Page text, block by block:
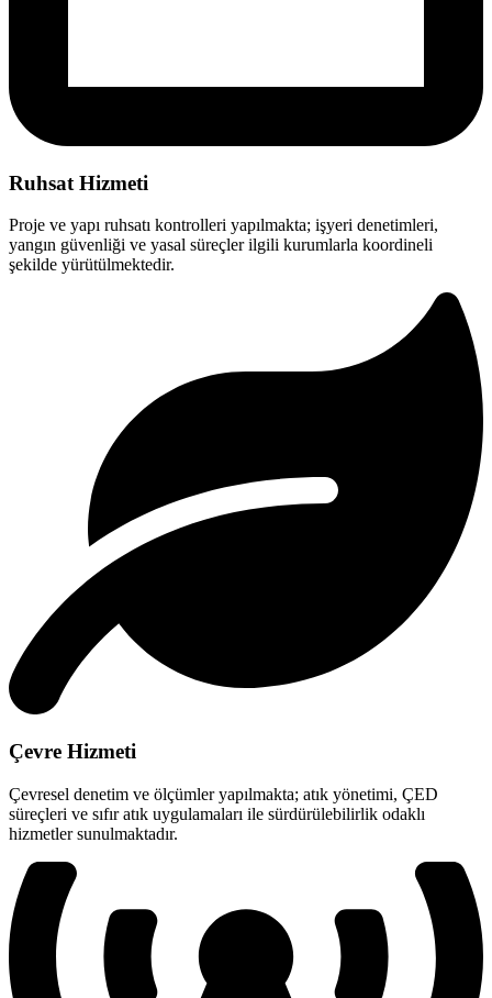
Ruhsat Hizmeti
Proje ve yapı ruhsatı kontrolleri yapılmakta; işyeri denetimleri,
yangın güvenliği ve yasal süreçler ilgili kurumlarla koordineli
şekilde yürütülmektedir.
Çevre Hizmeti
Çevresel denetim ve ölçümler yapılmakta; atık yönetimi, ÇED
süreçleri ve sıfır atık uygulamaları ile sürdürülebilirlik odaklı
hizmetler sunulmaktadır.